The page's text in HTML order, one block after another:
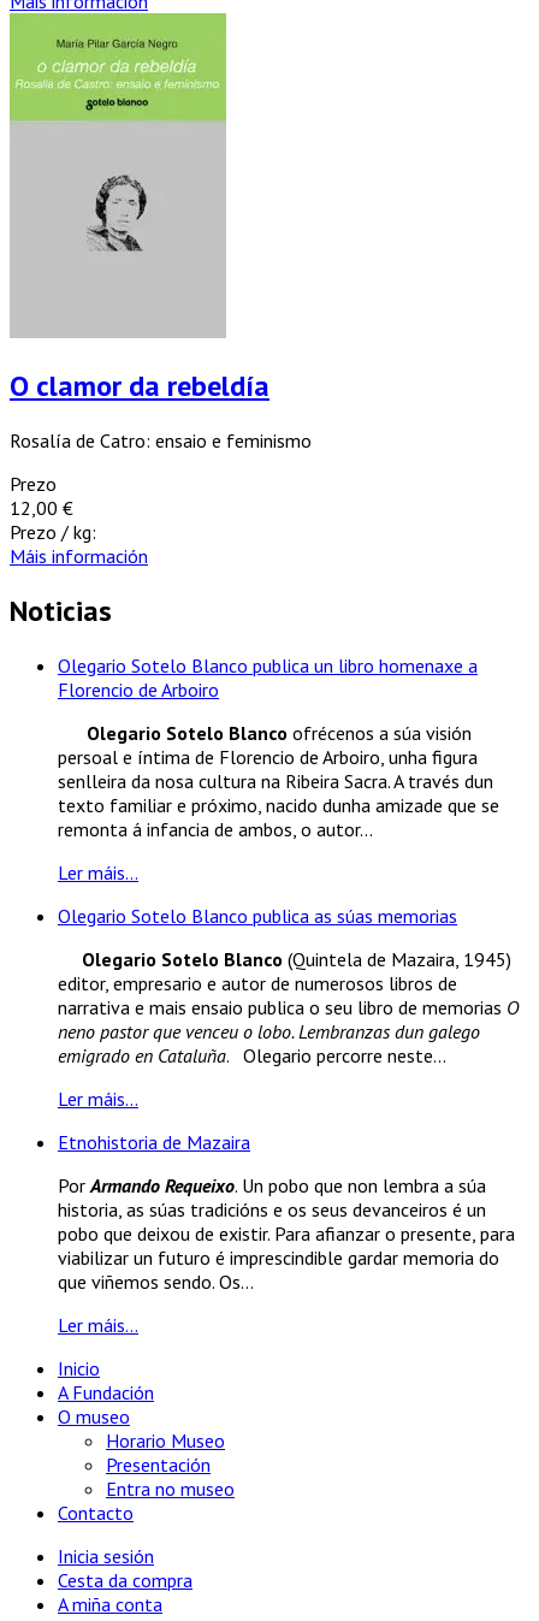
O clamor da rebeldía
Rosalía de Catro: ensaio e feminismo
Prezo
12,00 €
Prezo / kg:
Máis información
Noticias
Olegario Sotelo Blanco publica un libro homenaxe a
Florencio de Arboiro
Olegario Sotelo Blanco ofrécenos a súa visión
persoal e íntima de Florencio de Arboiro, unha figura
senlleira da nosa cultura na Ribeira Sacra. A través dun
texto familiar e próximo, nacido dunha amizade que se
remonta á infancia de ambos, o autor...
Ler máis...
Olegario Sotelo Blanco publica as súas memorias
Olegario Sotelo Blanco (Quintela de Mazaira, 1945)
editor, empresario e autor de numerosos libros de
narrativa e mais ensaio publica o seu libro de memorias O
neno pastor que venceu o lobo. Lembranzas dun galego
emigrado en Cataluña. Olegario percorre neste...
Ler máis...
Etnohistoria de Mazaira
Por Armando Requeixo. Un pobo que non lembra a súa
historia, as súas tradicións e os seus devanceiros é un
pobo que deixou de existir. Para afianzar o presente, para
viabilizar un futuro é imprescindible gardar memoria do
que viñemos sendo. Os...
Ler máis...
Inicio
A Fundación
O museo
Horario Museo
Presentación
Entra no museo
Contacto
Inicia sesión
Cesta da compra
A miña conta